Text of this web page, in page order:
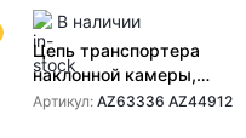
В наличии
Цепь транспортера
наклонной камеры,
наружная (AZ44912
Артикул: AZ63336 AZ44912